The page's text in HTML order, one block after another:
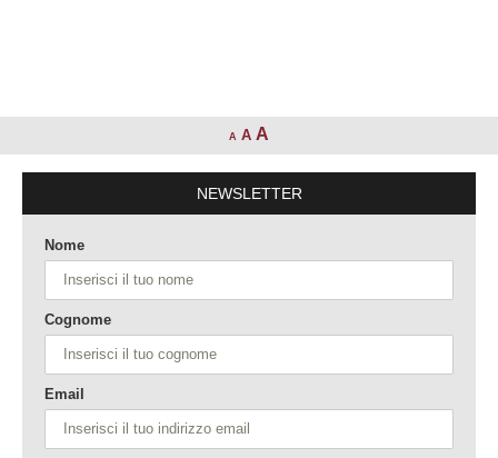
A A A
NEWSLETTER
Nome
Cognome
Email